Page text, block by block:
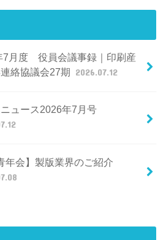
7月度 役員会議事録｜印刷産
絡協議会27期 2026.07.12
ュース2026年7月号
年会】製版業界のご紹介